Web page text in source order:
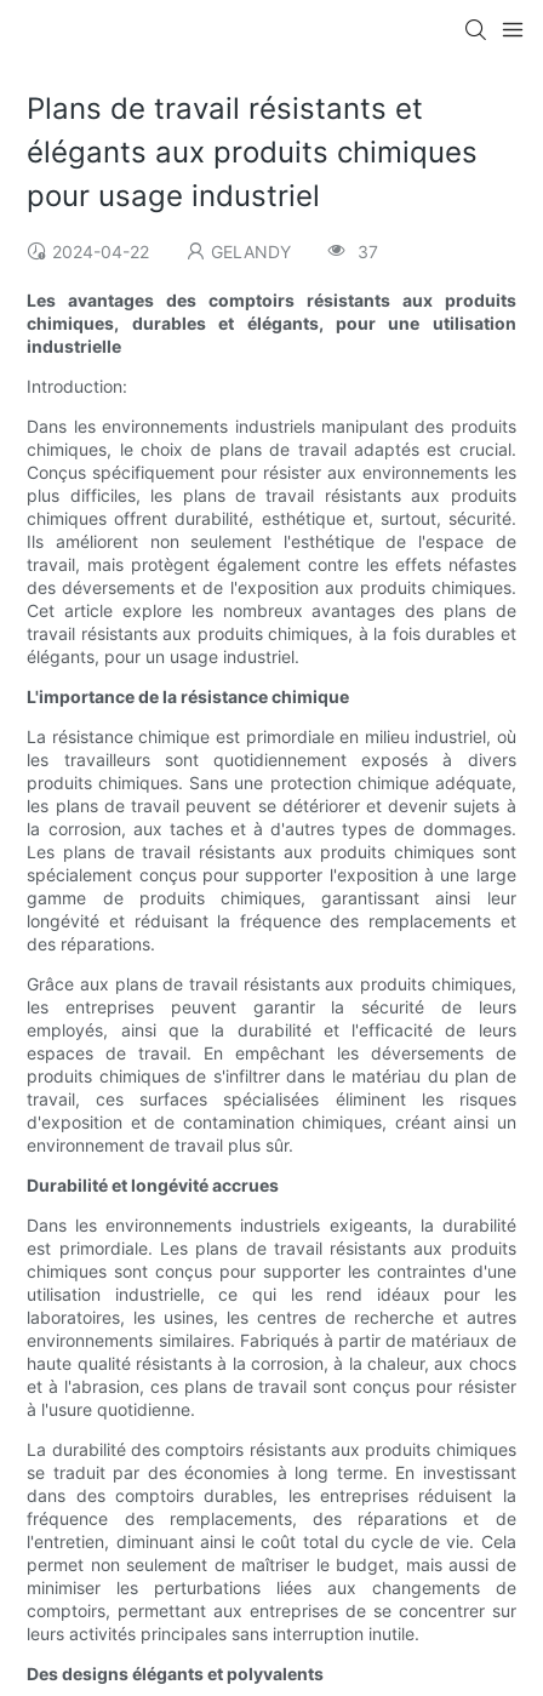
Plans de travail résistants et
élégants aux produits chimiques
pour usage industriel
2024-04-22 GELANDY 37
Les avantages des comptoirs résistants aux produits
chimiques, durables et élégants, pour une utilisation
industrielle
Introduction:
Dans les environnements industriels manipulant des produits
chimiques, le choix de plans de travail adaptés est crucial.
Conçus spécifiquement pour résister aux environnements les
plus difficiles, les plans de travail résistants aux produits
chimiques offrent durabilité, esthétique et, surtout, sécurité.
Ils améliorent non seulement l'esthétique de l'espace de
travail, mais protègent également contre les effets néfastes
des déversements et de l'exposition aux produits chimiques.
Cet article explore les nombreux avantages des plans de
travail résistants aux produits chimiques, à la fois durables et
élégants, pour un usage industriel.
L'importance de la résistance chimique
La résistance chimique est primordiale en milieu industriel, où
les travailleurs sont quotidiennement exposés à divers
produits chimiques. Sans une protection chimique adéquate,
les plans de travail peuvent se détériorer et devenir sujets à
la corrosion, aux taches et à d'autres types de dommages.
Les plans de travail résistants aux produits chimiques sont
spécialement conçus pour supporter l'exposition à une large
gamme de produits chimiques, garantissant ainsi leur
longévité et réduisant la fréquence des remplacements et
des réparations.
Grâce aux plans de travail résistants aux produits chimiques,
les entreprises peuvent garantir la sécurité de leurs
employés, ainsi que la durabilité et l'efficacité de leurs
espaces de travail. En empêchant les déversements de
produits chimiques de s'infiltrer dans le matériau du plan de
travail, ces surfaces spécialisées éliminent les risques
d'exposition et de contamination chimiques, créant ainsi un
environnement de travail plus sûr.
Durabilité et longévité accrues
Dans les environnements industriels exigeants, la durabilité
est primordiale. Les plans de travail résistants aux produits
chimiques sont conçus pour supporter les contraintes d'une
utilisation industrielle, ce qui les rend idéaux pour les
laboratoires, les usines, les centres de recherche et autres
environnements similaires. Fabriqués à partir de matériaux de
haute qualité résistants à la corrosion, à la chaleur, aux chocs
et à l'abrasion, ces plans de travail sont conçus pour résister
à l'usure quotidienne.
La durabilité des comptoirs résistants aux produits chimiques
se traduit par des économies à long terme. En investissant
dans des comptoirs durables, les entreprises réduisent la
fréquence des remplacements, des réparations et de
l'entretien, diminuant ainsi le coût total du cycle de vie. Cela
permet non seulement de maîtriser le budget, mais aussi de
minimiser les perturbations liées aux changements de
comptoirs, permettant aux entreprises de se concentrer sur
leurs activités principales sans interruption inutile.
Des designs élégants et polyvalents